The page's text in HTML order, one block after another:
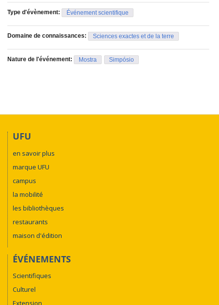
Type d'évènement: Événement scientifique
Domaine de connaissances: Sciences exactes et de la terre
Nature de l'événement: Mostra Simpósio
UFU
en savoir plus
marque UFU
campus
la mobilité
les bibliothèques
restaurants
maison d'édition
ÉVÉNEMENTS
Scientifiques
Culturel
Extension